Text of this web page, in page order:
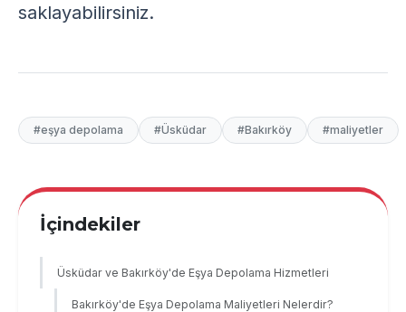
saklayabilirsiniz.
#eşya depolama #Üsküdar #Bakırköy #maliyetler
İçindekiler
Üsküdar ve Bakırköy'de Eşya Depolama Hizmetleri
Bakırköy'de Eşya Depolama Maliyetleri Nelerdir?